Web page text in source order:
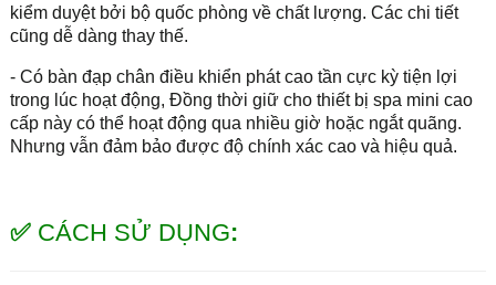
kiểm duyệt bởi bộ quốc phòng về chất lượng. Các chi tiết
cũng dễ dàng thay thế.
- Có bàn đạp chân điều khiển phát cao tần cực kỳ tiện lợi
trong lúc hoạt động, Đồng thời giữ cho thiết bị spa mini cao
cấp này có thể hoạt động qua nhiều giờ hoặc ngắt quãng.
Nhưng vẫn đảm bảo được độ chính xác cao và hiệu quả.
✅ CÁCH SỬ DỤNG: